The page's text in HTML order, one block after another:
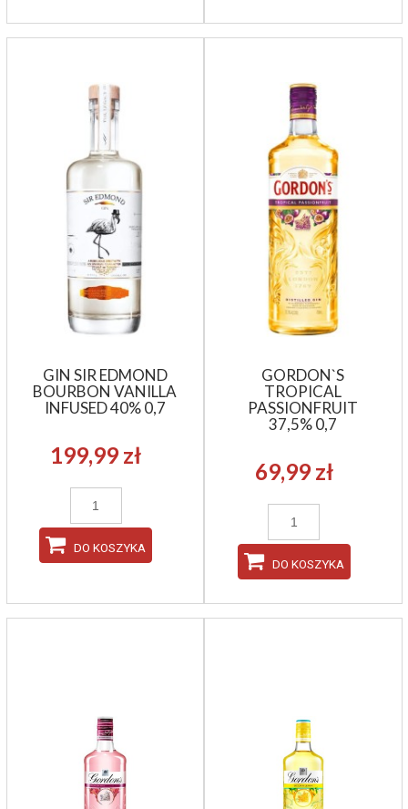
GIN SIR EDMOND
BOURBON VANILLA
INFUSED 40% 0,7
199,99 zł
DO KOSZYKA
GORDON`S
TROPICAL
PASSIONFRUIT
37,5% 0,7
69,99 zł
DO KOSZYKA